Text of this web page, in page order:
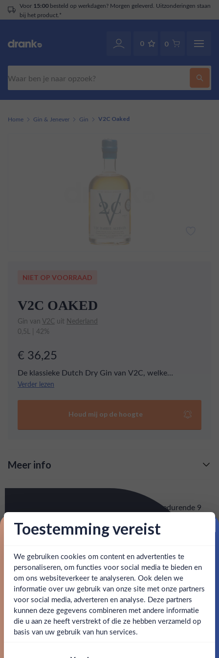
Voor 15:00besteld op werkdagen? Morgen geleverd. Uitzonderingen staan
bij het product.*
0 0
Ben jij 18 jaar of ouder?
Ja Nee
Home Gin & Jenever Gin V2C Oaked
NIET OP VOORRAAD
V2C OAKED
Gin van V2C uit Nederland
0,5L | 42%
€ 36,25
De klassieke Dutch Dry Gin van V2C, welke
gedurende 9 maanden heeft gerjipt op Limousin
Verder lezen
Houd mij op de hoogte
Meer info
: voor 15:00, morgen in huis (uitzondering bij
Behulpzameen goed bereikbare klantenservice.
De klassieke Dutch Dry Gin van V2C, welke gedurende 9
de gin haar goudgele kleur, mooie houttonen en een
SPECIFICATIES
Alcohol 41.50%
Merk V2C
Toestemming vereist
We gebruiken cookies om content en advertenties te
personaliseren, om functies voor social media te bieden en
om ons websiteverkeer te analyseren. Ook delen we
informatie over uw gebruik van onze site met onze partners
voor social media, adverteren en analyse. Deze partners
kunnen deze gegevens combineren met andere informatie
die u aan ze heeft verstrekt of die ze hebben verzameld op
basis van uw gebruik van hun services.
Proost op je eerste korting!
Schrijf je in en ontvang direct 5% korting op je eerste
bestelling.
Email
Claim mijn korting